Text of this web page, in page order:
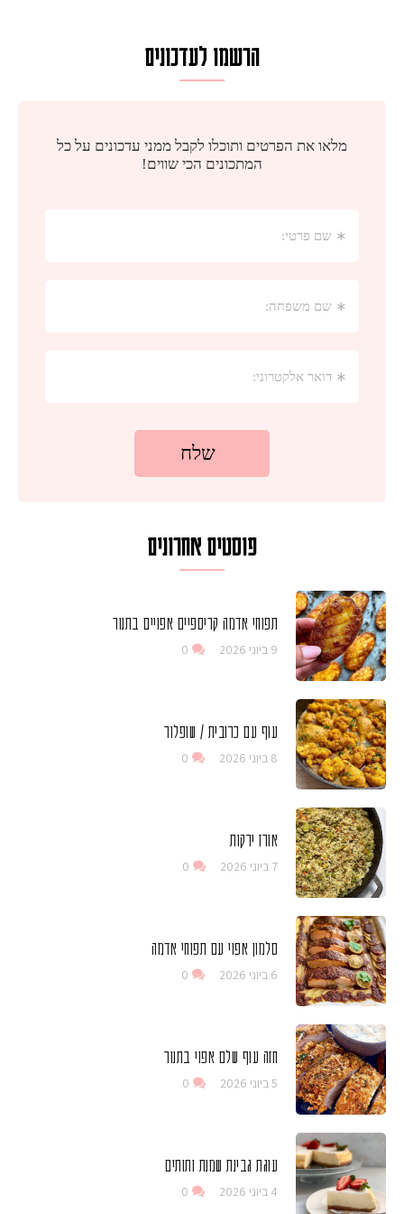
הרשמו לעדכונים
פוסטים אחרונים
תפוחי אדמה קריספיים אפויים בתנור
9 ביוני 2026 0
עוף עם כרובית / שופלור
8 ביוני 2026 0
אורז ירקות
7 ביוני 2026 0
סלמון אפוי עם תפוחי אדמה
6 ביוני 2026 0
חזה עוף שלם אפוי בתנור
5 ביוני 2026 0
עוגת גבינת שמנת ותותים
4 ביוני 2026 0